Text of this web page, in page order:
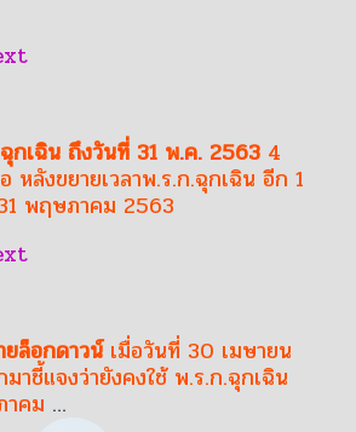
กเฉิน ถึงวันที่ 31 พ.ค. 2563 4
หลังขยายเวลาพ.ร.ก.ฉุกเฉิน อีก 1
พฤษภาคม 2563
ล็อกดาวน์ เมื่อวันที่ 30 เมษายน
าชี้แจงว่ายังคงใช้ พ.ร.ก.ฉุกเฉิน
คม …